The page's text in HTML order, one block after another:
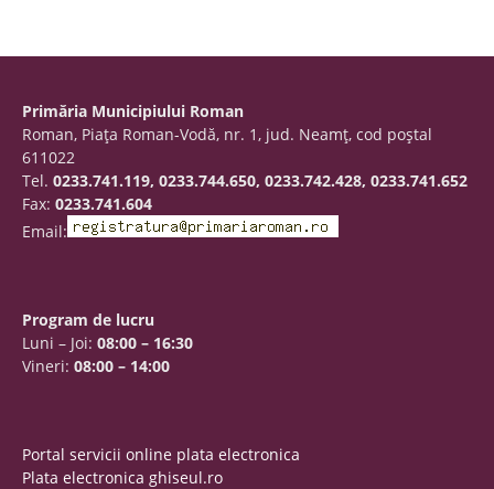
Primăria Municipiului Roman
Roman, Piaţa Roman-Vodă, nr. 1, jud. Neamţ, cod poştal
611022
Tel. 0233.741.119, 0233.744.650, 0233.742.428, 0233.741.652
Fax: 0233.741.604
Email:
Program de lucru
Luni – Joi: 08:00 – 16:30
Vineri: 08:00 – 14:00
Portal servicii online plata electronica
Plata electronica ghiseul.ro